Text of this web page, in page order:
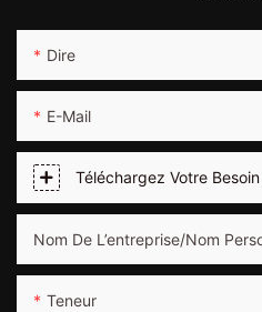
Dire
E-Mail
Téléchargez Votre Besoin
Nom De L’entreprise/Nom
Teneur